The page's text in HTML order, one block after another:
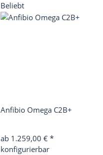
Beliebt
Anfibio Omega C2B+
ab 1.259,00 € *
konfigurierbar